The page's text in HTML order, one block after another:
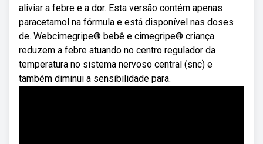
aliviar a febre e a dor. Esta versão contém apenas
paracetamol na fórmula e está disponível nas doses
de. Webcimegripe® bebê e cimegripe® criança
reduzem a febre atuando no centro regulador da
temperatura no sistema nervoso central (snc) e
também diminui a sensibilidade para.